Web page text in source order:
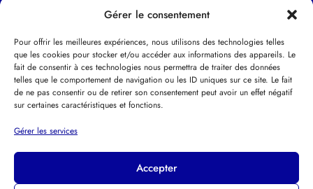
Gérer le consentement
Pour offrir les meilleures expériences, nous utilisons des technologies telles
que les cookies pour stocker et/ou accéder aux informations des appareils. Le
fait de consentir à ces technologies nous permettra de traiter des données
telles que le comportement de navigation ou les ID uniques sur ce site. Le fait
de ne pas consentir ou de retirer son consentement peut avoir un effet négatif
sur certaines caractéristiques et fonctions.
Gérer les services
Accepter
LIENS UTILES
EFPP Europe
EFPP Deutsche Schweiz
Psychothérapie Psychanalytique